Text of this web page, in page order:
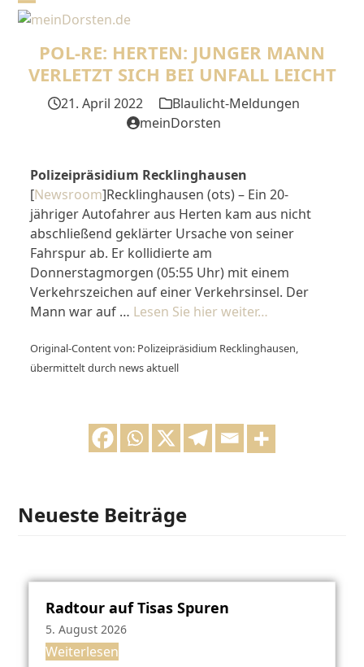
Skip
content
Open
mobile
menu
Close
mobile
menu
POL-RE: HERTEN: JUNGER MANN
VERLETZT SICH BEI UNFALL LEICHT
21. April 2022
Blaulicht-Meldungen
meinDorsten
Polizeipräsidium Recklinghausen
[Newsroom]Recklinghausen (ots) – Ein 20-
jähriger Autofahrer aus Herten kam aus nicht
abschließend geklärter Ursache von seiner
Fahrspur ab. Er kollidierte am
Donnerstagmorgen (05:55 Uhr) mit einem
Verkehrszeichen auf einer Verkehrsinsel. Der
Mann war auf … Lesen Sie hier weiter…
Original-Content von: Polizeipräsidium Recklinghausen,
übermittelt durch news aktuell
Neueste Beiträge
Radtour auf Tisas Spuren
5. August 2026
Weiterlesen